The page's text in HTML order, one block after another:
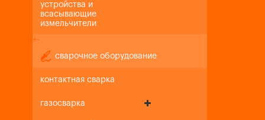
устройства и
всасывающие
измельчители
+-
сварочное оборудование
контактная сварка
газосварка